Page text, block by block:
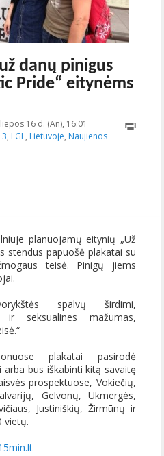
danų pinigus
Pride“ eitynėms
16 d. (An), 16:01
16T17:29:17+00:00
, LGL, Lietuvoje, Naujienos
planuojamų eitynių „Už
stendus papuošė plakatai su
teisė. Pinigų jiems
spalvų širdimi,
ir seksualines mažumas,
plakatai pasirodė
arba bus iškabinti kitą savaitę
prospektuose, Vokiečių,
Gelvonų, Ukmergės,
Justiniškių, Žirmūnų ir
vietų.